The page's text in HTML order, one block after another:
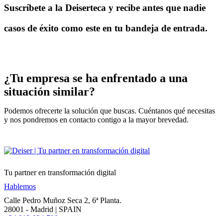
Suscríbete a la Deiserteca y recibe antes que nadie
casos de éxito como este en tu bandeja de entrada.
¿Tu empresa se ha enfrentado a una
situación similar?
Podemos ofrecerte la solución que buscas. Cuéntanos qué necesitas
y nos pondremos en contacto contigo a la mayor brevedad.
Tu partner en transformación digital
Hablemos
Calle Pedro Muñoz Seca 2, 6ª Planta.
28001 - Madrid | SPAIN